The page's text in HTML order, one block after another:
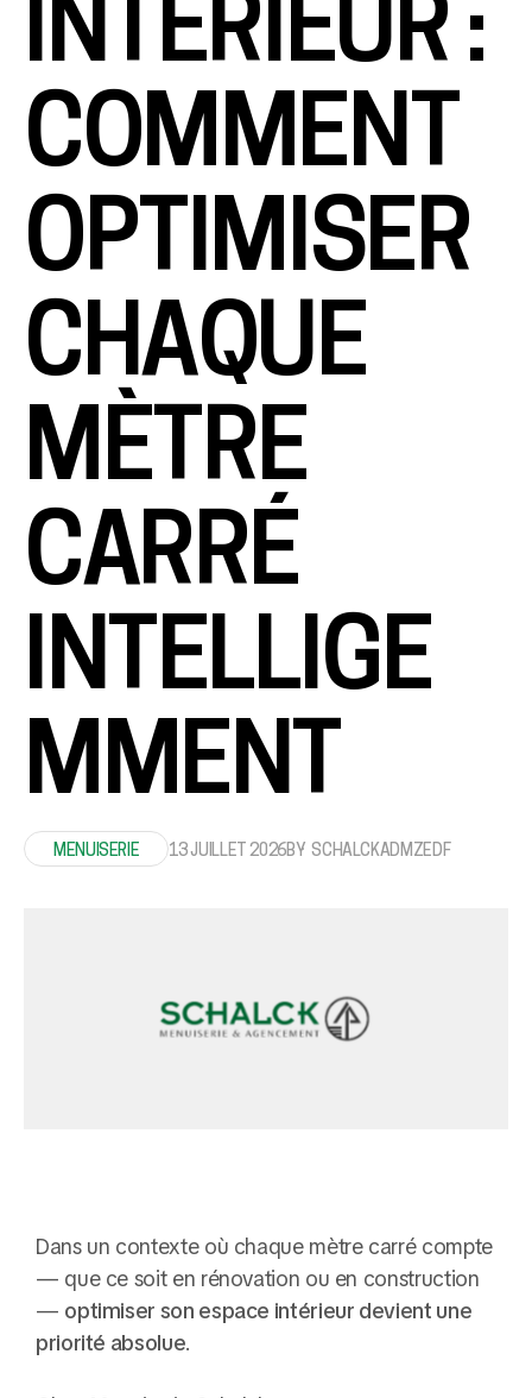
INTÉRIEUR :
COMMENT
OPTIMISER
CHAQUE
MÈTRE
CARRÉ
INTELLIGE
MMENT
MENUISERIE 13 JUILLET 2026BY SCHALCKADMZEDF
Dans un contexte où chaque mètre carré compte
— que ce soit en rénovation ou en construction
— optimiser son espace intérieur devient une
priorité absolue.